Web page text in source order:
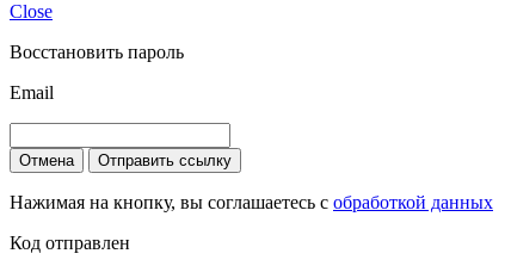
Close
Восстановить пароль
Email
Отмена Отправить ссылку
Нажимая на кнопку, вы соглашаетесь с обработкой данных
Код отправлен